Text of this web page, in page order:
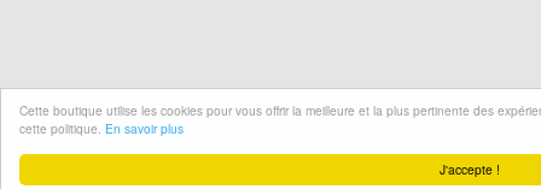
J'accepte !
Cette boutique utilise les cookies pour vous offrir la meilleure et la plus pertinente des
cette politique. En savoir plus